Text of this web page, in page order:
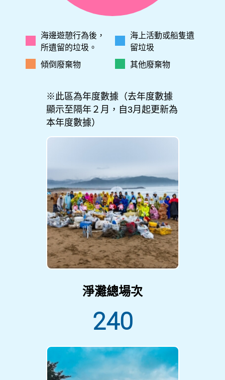
海邊遊憩行為後，
所遺留的垃圾。
海上活動或船隻遺
留垃圾
傾倒廢棄物
其他廢棄物
※此區為年度數據（去年度數據
顯示至隔年２月，自3月起更新為
本年度數據）
淨灘總場次
240